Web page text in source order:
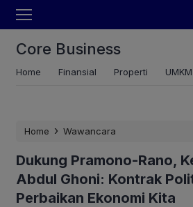
Core Business
Home Finansial Properti UMKM
Home › Wawancara
Dukung Pramono-Rano,
Abdul Ghoni: Kontrak
Perbaikan Ekonomi Kita